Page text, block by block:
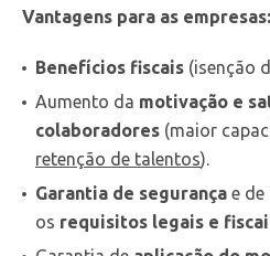
Vantagens para as empresas:
Benefícios fiscais (isenção
Aumento da motivação e
colaboradores (maior
retenção de talentos).
Garantia de segurança e
os requisitos legais e